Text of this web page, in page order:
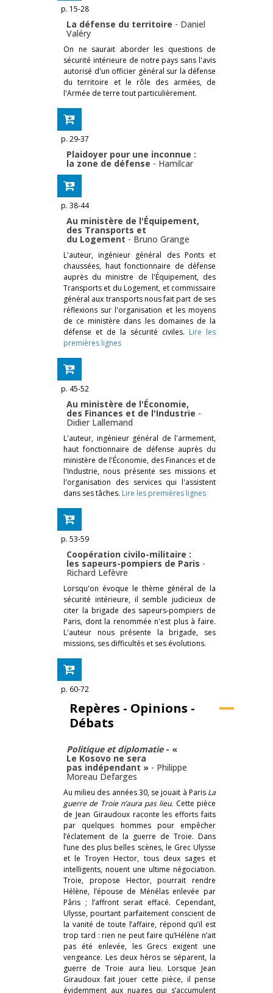
p. 15-28
La défense du territoire - Daniel
Valéry
On ne saurait aborder les questions de
sécurité intérieure de notre pays sans l'avis
autorisé d'un officier général sur la défense
du territoire et le rôle des armées, de
l'Armée de terre tout particulièrement.
p. 29-37
Plaidoyer pour une inconnue :
la zone de défense - Hamilcar
p. 38-44
Au ministère de l'Équipement,
des Transports et
du Logement - Bruno Grange
L'auteur, ingénieur général des Ponts et
chaussées, haut fonctionnaire de défense
auprès du ministre de l'Équipement, des
Transports et du Logement, et commissaire
général aux transports nous fait part de ses
réflexions sur l'organisation et les moyens
de ce ministère dans les domaines de la
défense et de la sécurité civiles. Lire les
premières lignes
p. 45-52
Au ministère de l'Économie,
des Finances et de l'Industrie -
Didier Lallemand
L'auteur, ingénieur général de l'armement,
haut fonctionnaire de défense auprès du
ministère de l'Économie, des Finances et de
l'Industrie, nous présente ses missions et
l'organisation des services qui l'assistent
dans ses tâches. Lire les premières lignes
p. 53-59
Coopération civilo-militaire :
les sapeurs-pompiers de Paris -
Richard Lefèvre
Lorsqu'on évoque le thème général de la
sécurité intérieure, il semble judicieux de
citer la brigade des sapeurs-pompiers de
Paris, dont la renommée n'est plus à faire.
L'auteur nous présente la brigade, ses
missions, ses difficultés et ses évolutions.
p. 60-72
Repères - Opinions -
Débats
Politique et diplomatie- «
Le Kosovo ne sera
pas indépendant » - Philippe
Moreau Defarges
Au milieu des années 30, se jouait à Paris La
guerre de Troie n’aura pas lieu. Cette pièce
de Jean Giraudoux raconte les efforts faits
par quelques hommes pour empêcher
l’éclatement de la guerre de Troie. Dans
l’une des plus belles scènes, le Grec Ulysse
et le Troyen Hector, tous deux sages et
intelligents, nouent une ultime négociation.
Troie, propose Hector, pourrait rendre
Hélène, l’épouse de Ménélas enlevée par
Pâris ; l’affront serait effacé. Cependant,
Ulysse, pourtant parfaitement conscient de
la vanité de toute l’affaire, répond qu’il est
trop tard : rien ne peut faire qu’Hélène n’ait
pas été enlevée, les Grecs exigent une
vengeance. Les deux héros se séparent, la
guerre de Troie aura lieu. Lorsque Jean
Giraudoux fait jouer cette pièce, il pense
évidemment aux nuages qui s’accumulent